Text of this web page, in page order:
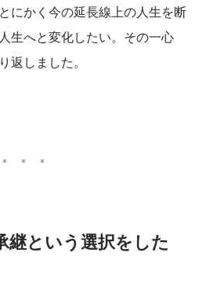
にかく今の延長線上の人生を断
生へと変化したい。その一心
返しました。
継という選択をした